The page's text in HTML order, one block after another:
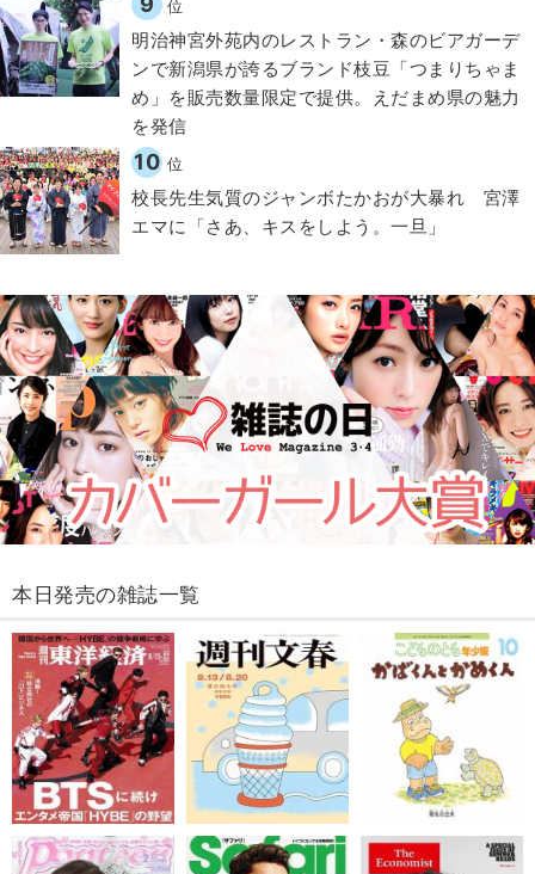
位
明治神宮外苑内のレストラン・森のビアガーデ
ンで新潟県が誇るブランド枝豆「つまりちゃま
め」を販売数量限定で提供。えだまめ県の魅力
を発信
10 位
校長先生気質のジャンボたかおが大暴れ 宮澤
エマに「さあ、キスをしよう。一旦」
本日発売の雑誌一覧